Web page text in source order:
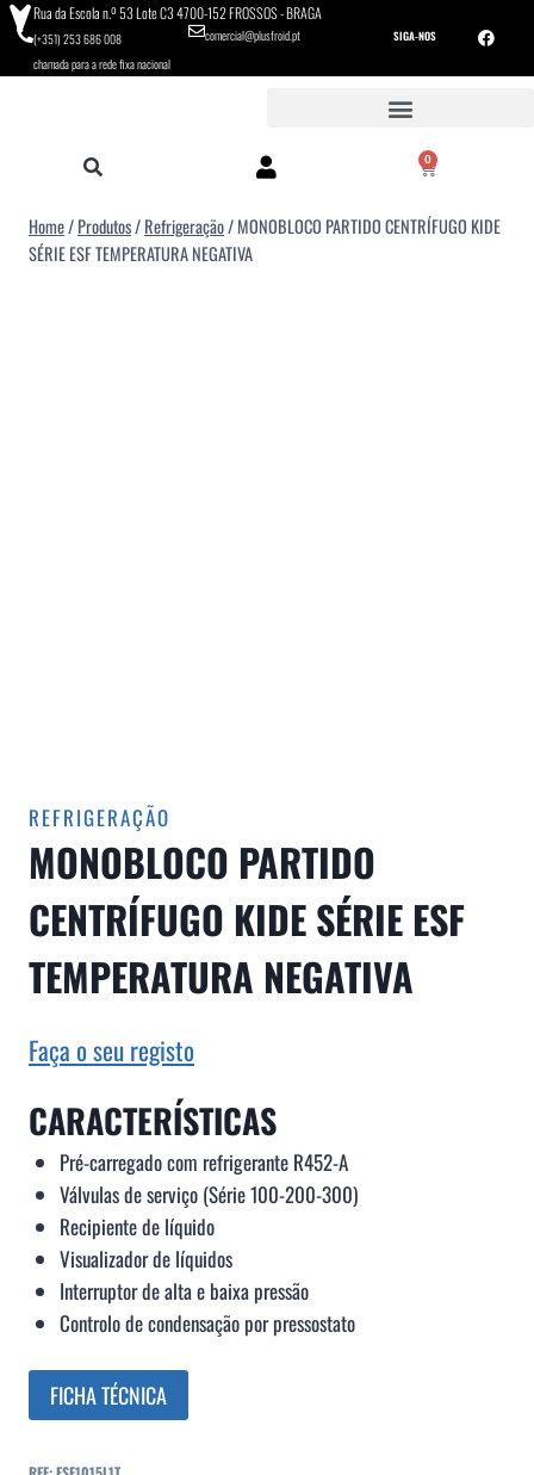
Rua da Escola n.º 53 Lote C3 4700-152 FROSSOS - BRAGA
(+351) 253 686 008
chamada para a rede fixa nacional
comercial@plusfroid.pt SIGA-NOS
0
Home/Produtos/Refrigeração/MONOBLOCO PARTIDO CENTRÍFUGO KIDE
SÉRIE ESF TEMPERATURA NEGATIVA
REFRIGERAÇÃO
MONOBLOCO PARTIDO
CENTRÍFUGO KIDE SÉRIE ESF
TEMPERATURA NEGATIVA
Faça o seu registo
CARACTERÍSTICAS
Pré-carregado com refrigerante R452-A
Válvulas de serviço (Série 100-200-300)
Recipiente de líquido
Visualizador de líquidos
Interruptor de alta e baixa pressão
Controlo de condensação por pressostato
FICHA TÉCNICA